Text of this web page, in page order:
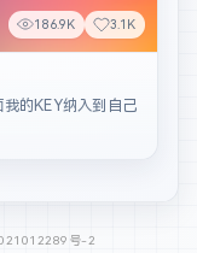
186.9K 3.1K
的KEY纳入到自己
号-2